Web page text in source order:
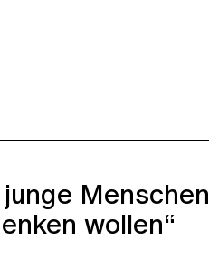
Menschen
wollen“